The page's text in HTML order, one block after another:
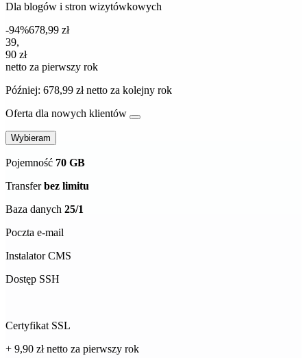
Dla blogów i stron wizytówkowych
-94%678,99 zł
39,90 zł netto za pierwszy rok
39,
90 zł
netto za pierwszy rok
Później: 678,99 zł netto za kolejny rok
Oferta dla nowych klientów
Wybieram
Pojemność 70 GB
Transferbez limitu
Baza danych 25/1
Poczta e-mail
Instalator CMS
Dostęp SSH
Certyfikat SSL
+ 9,90 złnetto za pierwszy rok